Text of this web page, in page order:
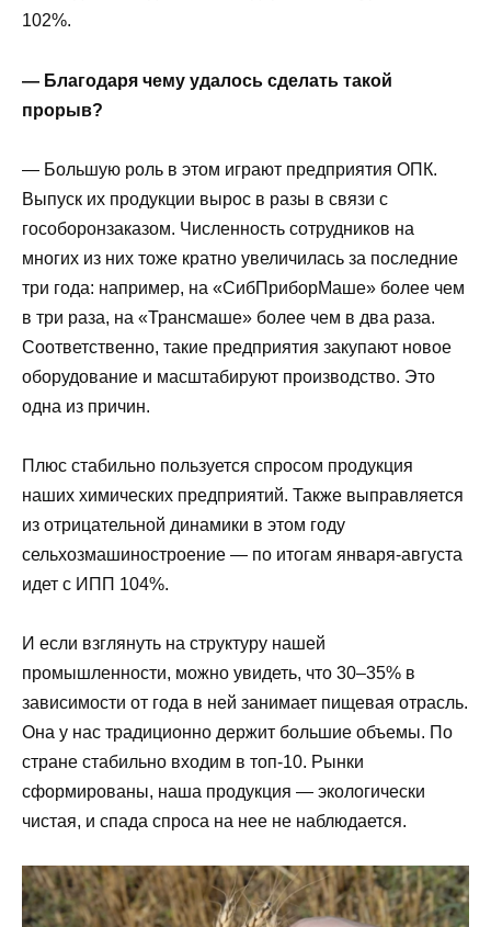
102%.
— Благодаря чему удалось сделать такой
прорыв?
— Большую роль в этом играют предприятия ОПК.
Выпуск их продукции вырос в разы в связи с
гособоронзаказом. Численность сотрудников на
многих из них тоже кратно увеличилась за последние
три года: например, на «СибПриборМаше» более чем
в три раза, на «Трансмаше» более чем в два раза.
Соответственно, такие предприятия закупают новое
оборудование и масштабируют производство. Это
одна из причин.
Плюс стабильно пользуется спросом продукция
наших химических предприятий. Также выправляется
из отрицательной динамики в этом году
сельхозмашиностроение — по итогам января-августа
идет с ИПП 104%.
И если взглянуть на структуру нашей
промышленности, можно увидеть, что 30–35% в
зависимости от года в ней занимает пищевая отрасль.
Она у нас традиционно держит большие объемы. По
стране стабильно входим в топ-10. Рынки
сформированы, наша продукция — экологически
чистая, и спада спроса на нее не наблюдается.